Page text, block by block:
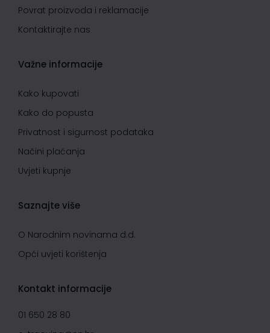
Povrat proizvoda i reklamacije
Kontaktirajte nas
Važne informacije
Kako kupovati
Kako do popusta
Privatnost i sigurnost podataka
Načini plaćanja
Uvjeti kupnje
Saznajte više
O Narodnim novinama d.d.
Opći uvjeti korištenja
Kontakt informacije
01 650 28 80